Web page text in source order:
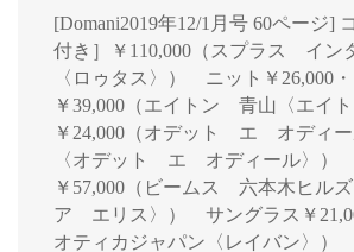
[Domani2019年12/1月号 60ページ]
付き］￥110,000（スプラス イン
〈ロゥタス〉） ニット￥26,000
￥39,000（エイトン 青山〈エイ
￥24,000（オデット エ オディ
〈オデット エ オディール〉）
￥57,000（ビームス 六本木ヒルズ
ア エリス〉） サングラス￥
オティカジャパン〈レイバン〉